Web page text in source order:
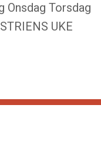
Onsdag Torsdag
UKE